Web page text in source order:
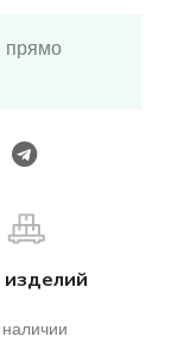
прямо
изделий